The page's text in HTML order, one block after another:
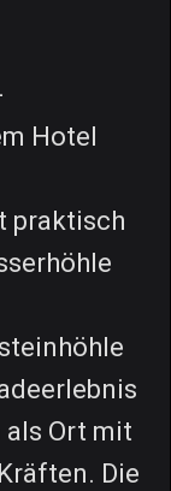
Hotel
praktisch
Ort mit
Die